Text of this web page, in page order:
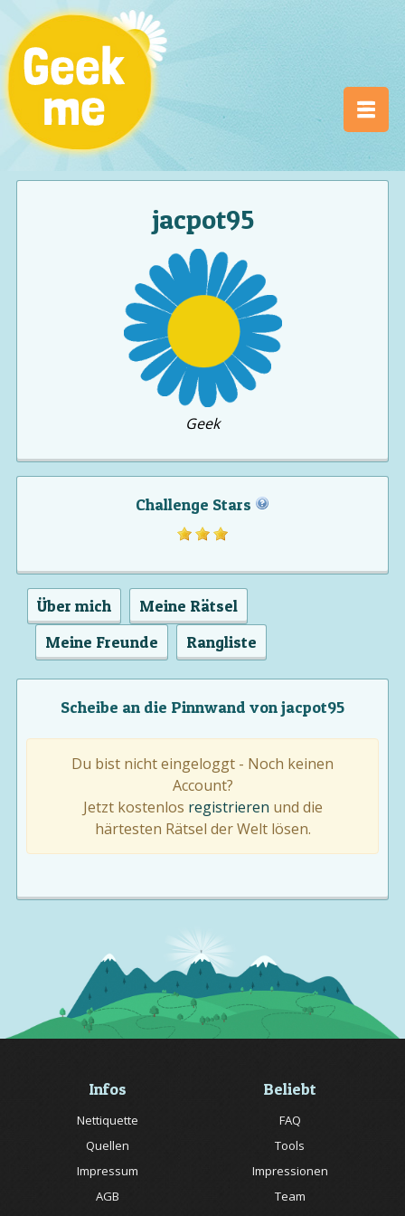
jacpot95
Geek
Challenge Stars
Über mich
Meine Rätsel
Meine Freunde
Rangliste
Scheibe an die Pinnwand von jacpot95
Du bist nicht eingeloggt - Noch keinen
Account?
Jetzt kostenlos registrieren und die
härtesten Rätsel der Welt lösen.
Infos
Nettiquette
Quellen
Impressum
AGB
Beliebt
FAQ
Tools
Impressionen
Team